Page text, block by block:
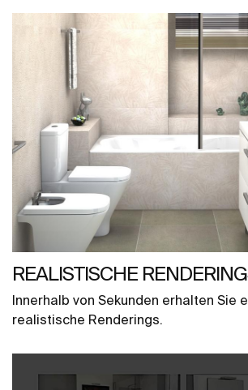
REALISTISCHE
Innerhalb von Sekunden erhalten Sie
realistische Renderings.